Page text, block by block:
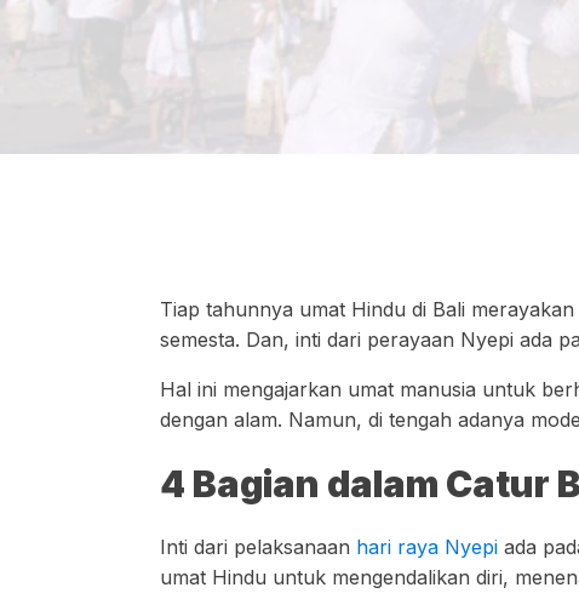
Tiap tahunnya umat Hindu di Bali
semesta. Dan, inti dari perayaan Nyepi ada
Hal ini mengajarkan umat manusia untuk
dengan alam. Namun, di tengah adanya
4 Bagian dalam Catur
Inti dari pelaksanaan hari raya Nyepi ada
umat Hindu untuk mengendalikan diri,